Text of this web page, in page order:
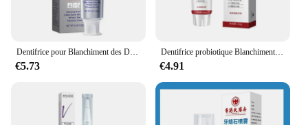
Dentifrice pour Blanchiment des Dents, Élimination Rapide de la Plaque, struction ée, Café, Thé, SAF, Propre, Hygiène Buccale, Haleine Fraîche, Wiltshire, Ache, Outils Dentaires, Soins
€5.73
Dentifrice probiotique Blanchiment des dents SP-4, Enlever la plaque dentaire, SAF Blanchisseur de dents, Hygiène buccale, Propre haleine fraîche, Outils dentaires 2024
€4.91